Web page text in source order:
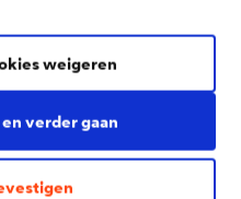
verder gaan
weigeren